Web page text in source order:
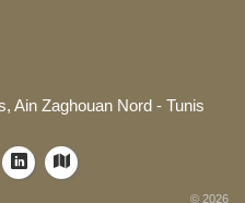
Ain Zaghouan Nord - Tunis
© 2026